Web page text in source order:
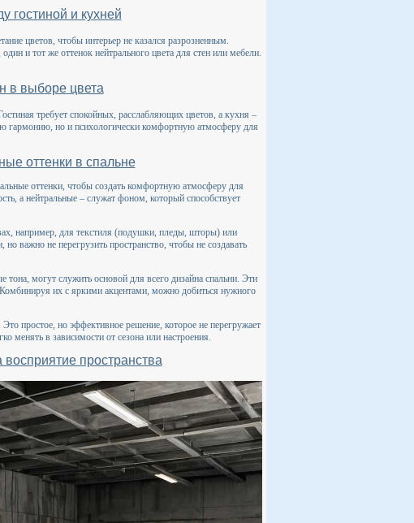
гостиной и кухней
цветов, чтобы интерьер не казался разрозненным.
и тот же оттенок нейтрального цвета для стен или мебели.
в выборе цвета
требует спокойных, расслабляющих цветов, а кухня –
гармонию, но и психологически комфортную атмосферу для
оттенки в спальне
оттенки, чтобы создать комфортную атмосферу для
а нейтральные – служат фоном, который способствует
например, для текстиля (подушки, пледы, шторы) или
важно не перегрузить пространство, чтобы не создавать
могут служить основой для всего дизайна спальни. Эти
их с яркими акцентами, можно добиться нужного
простое, но эффективное решение, которое не перегружает
менять в зависимости от сезона или настроения.
пространства